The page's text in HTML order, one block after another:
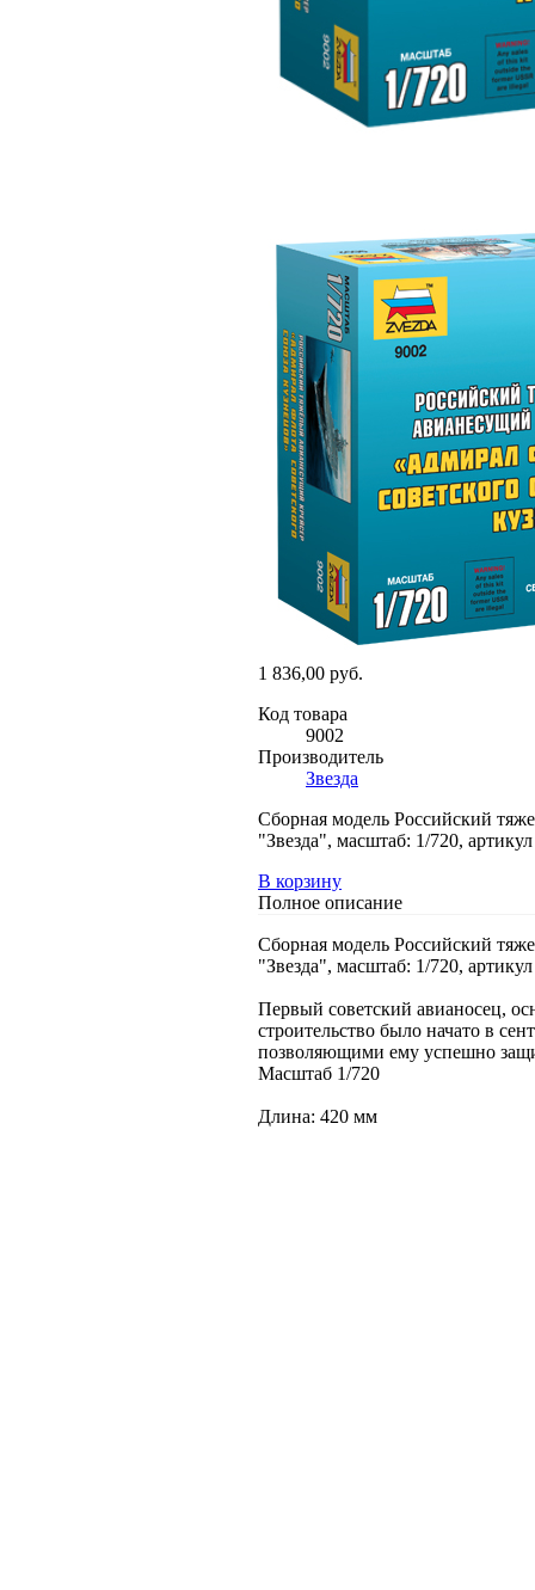
1 836,00 руб.
Код товара
9002
Производитель
Звезда
Сборная модель Российский
"Звезда", масштаб: 1/720,
В корзину
Полное описание
Сборная модель Российский
"Звезда", масштаб: 1/720,
Первый советский авианосец,
строительство было начато в
позволяющими ему успешно
Масштаб 1/720
Длина: 420 мм